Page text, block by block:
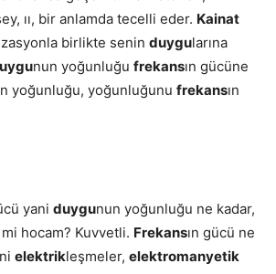
ıı, bir anlamda tecelli eder. Kainat
birlikte senin duygularına
nun yoğunluğu frekansın gücüne
yoğunluğu, yoğunluğunu frekansın
yani duygunun yoğunluğu ne kadar,
hocam? Kuvvetli. Frekansın gücü ne
elektrikleşmeler, elektromanyetik